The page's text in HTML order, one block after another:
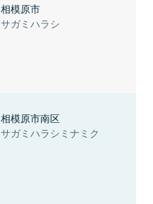
相模原市
サガミハラシ
相模原市南区
サガミハラシミナミク